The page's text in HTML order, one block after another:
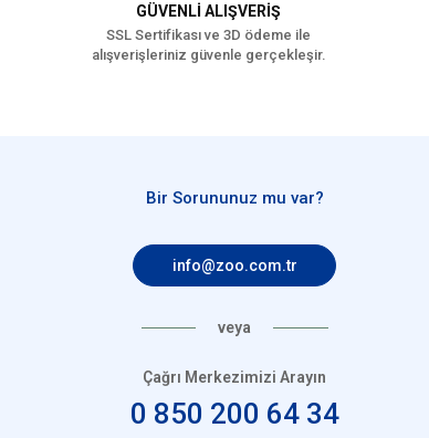
GÜVENLİ ALIŞVERİŞ
SSL Sertifikası ve 3D ödeme ile
alışverişleriniz güvenle gerçekleşir.
Bir Sorununuz mu var?
info@zoo.com.tr
veya
Çağrı Merkezimizi Arayın
0 850 200 64 34